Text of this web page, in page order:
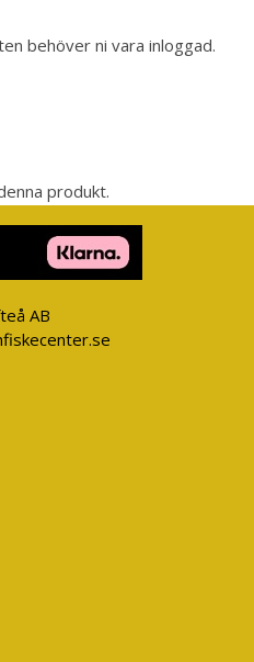
behöver ni vara inloggad.
produkt.
AB